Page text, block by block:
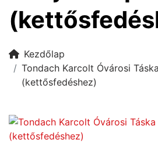
Kezdőlap
Tondach Karcolt Óvárosi
(kettősfedéshez)